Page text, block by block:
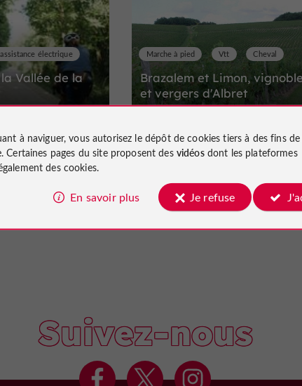
Vallée de la
électrique
27,0 km
Brazalem et Limon,
et vergers d'Albret
Marche à pied Vtt Cheval
Feugarolles 12,8 km
Suivez-nous
à naviguer, vous autorisez le dépôt de cookies tiers à des fins de
. Certaines pages du site proposent des vidéosdont les plateformes
des cookies.
En savoir plus Je refuse